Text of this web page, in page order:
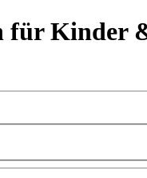
für Kinder